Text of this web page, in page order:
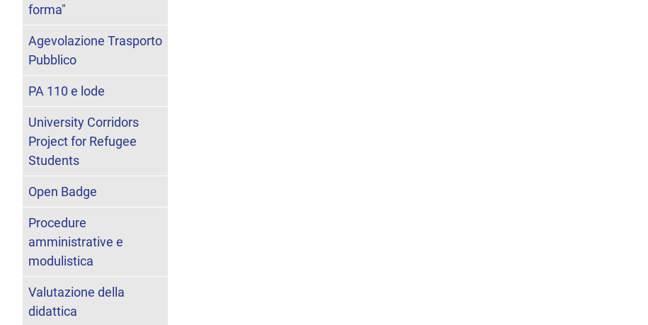
forma"
Agevolazione Trasporto
Pubblico
PA 110 e lode
University Corridors
Project for Refugee
Students
Open Badge
Procedure
amministrative e
modulistica
Valutazione della
didattica